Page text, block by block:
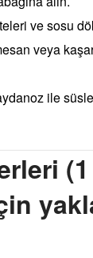
ve sosu
veya
ile
(1